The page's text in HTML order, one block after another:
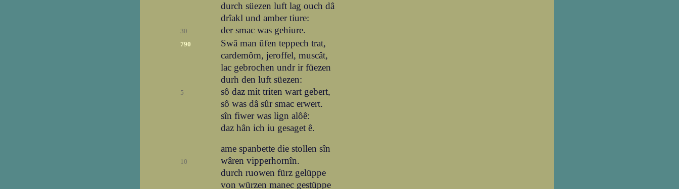
durch süezen luft lag ouch dâ
drîakl und amber tiure:
30 der smac was gehiure.
790
Swâ man ûfen teppech trat,
cardemôm, jeroffel, muscât,
lac gebrochen undr ir füezen
durh den luft süezen:
5
sô daz mit triten wart gebert,
sô was dâ sûr smac erwert.
sîn fiwer was lign alôê:
daz hân ich iu gesaget ê.
ame spanbette die stollen sîn
10
wâren vipperhornîn.
durch ruowen fürz gelüppe
von würzen manec gestüppe